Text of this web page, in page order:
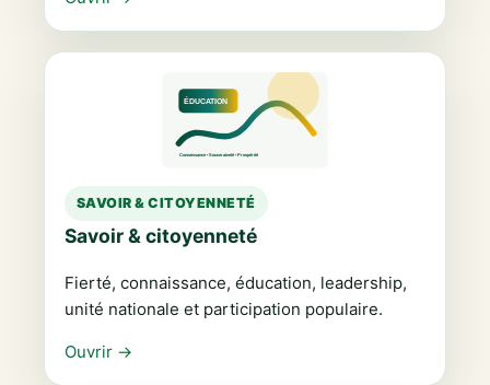
SAVOIR & CITOYENNETÉ
Savoir & citoyenneté
Fierté, connaissance, éducation, leadership,
unité nationale et participation populaire.
Ouvrir →